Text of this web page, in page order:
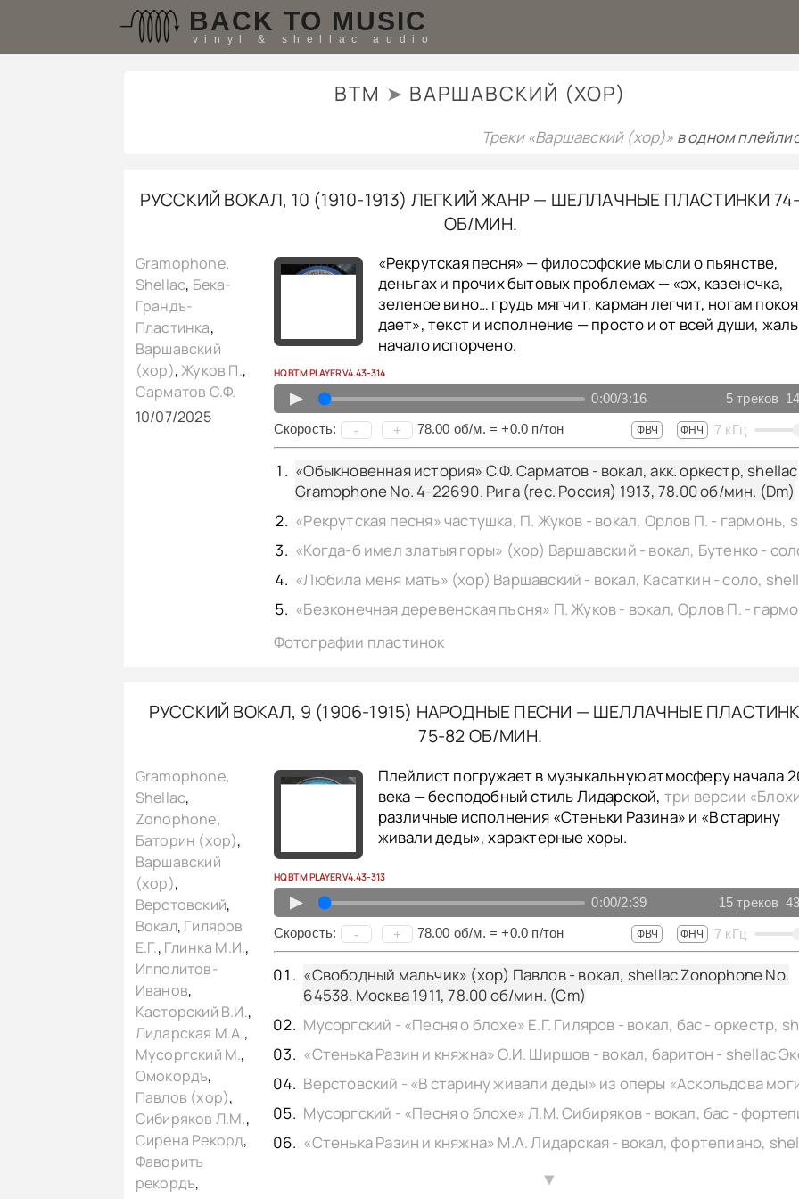
BACK TO MUSIC
vinyl & shellac audio
BTM ➤ ВАРШАВСКИЙ (ХОР)
Треки «Варшавский (хор)» в одном
РУССКИЙ ВОКАЛ, 10 (1910-1913) ЛЕГКИЙ ЖАНР — ШЕЛЛАЧНЫЕ ПЛАСТИНКИ
ОБ/МИН.
Gramophone,
Shellac, Бека-
Грандъ-
Пластинка,
Варшавский
(хор),Жуков П.,
Сарматов С.Ф.
10/07/2025
«Рекрутская песня» — философские мысли о пьянстве,
деньгах и прочих бытовых проблемах — «эх, казеночка,
зеленое вино… грудь мягчит, карман легчит, ногам
дает», текст и исполнение — просто и от всей души, жаль
начало испорчено.
HQ BTM PLAYER V4.43-314
▲ 0:00/3:16 5 треков
Cкорость: - + 78.00 об/м. =+0.0 п/тон ФВЧ ФНЧ 7 кГц
«Обыкновенная история» С.Ф. Сарматов - вокал, акк. оркестр, shellac
Gramophone No. 4-22690. Рига (rec. Россия) 1913, 78.00об/мин. (Dm)
Фотографии пластинок
РУССКИЙ ВОКАЛ, 9 (1906-1915) НАРОДНЫЕ ПЕСНИ — ШЕЛЛАЧНЫЕ
75-82 ОБ/МИН.
Gramophone,
Shellac,
Zonophone,
Баторин (хор),
Варшавский
(хор),
Верстовский,
Вокал, Гиляров
Е.Г., Глинка М.И.,
Ипполитов-
Иванов,
Касторский В.И.,
Лидарская М.А.,
Мусоргский М.,
Омокордъ,
Павлов (хор),
Сибиряков Л.М.,
Сирена Рекорд,
Фаворитъ
рекордъ,
Плейлист погружает в музыкальную атмосферу начала
века — бесподобный стиль Лидарской, три версии
различные исполнения «Стеньки Разина» и «В старину
живали деды», характерные хоры.
HQ BTM PLAYER V4.43-313
▲ 0:00/2:39 15 треков
Cкорость: - + 78.00 об/м. =+0.0 п/тон ФВЧ ФНЧ 7 кГц
«Свободный мальчик» (хор) Павлов - вокал, shellac Zonophone No.
64538. Москва 1911,78.00об/мин. (Cm)
▲